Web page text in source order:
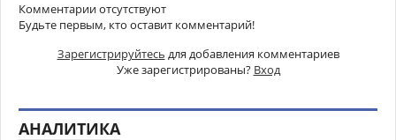
Комментарии отсутствуют
Будьте первым, кто оставит комментарий!
Зарегистрируйтесь для добавления комментариев
Уже зарегистрированы? Вход
АНАЛИТИКА